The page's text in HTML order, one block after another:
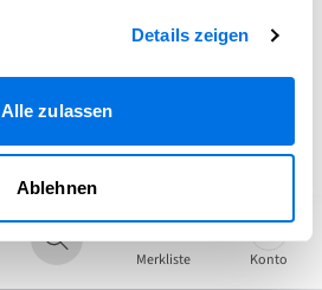
Details zeigen
Alle zulassen
Ablehnen
Merkliste Konto